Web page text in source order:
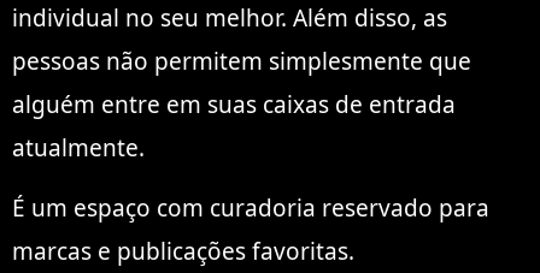
individual no seu melhor. Além disso, as
pessoas não permitem simplesmente que
alguém entre em suas caixas de entrada
atualmente.
É um espaço com curadoria reservado para
marcas e publicações favoritas.